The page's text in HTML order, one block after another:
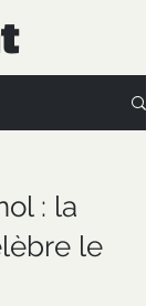
: la
le